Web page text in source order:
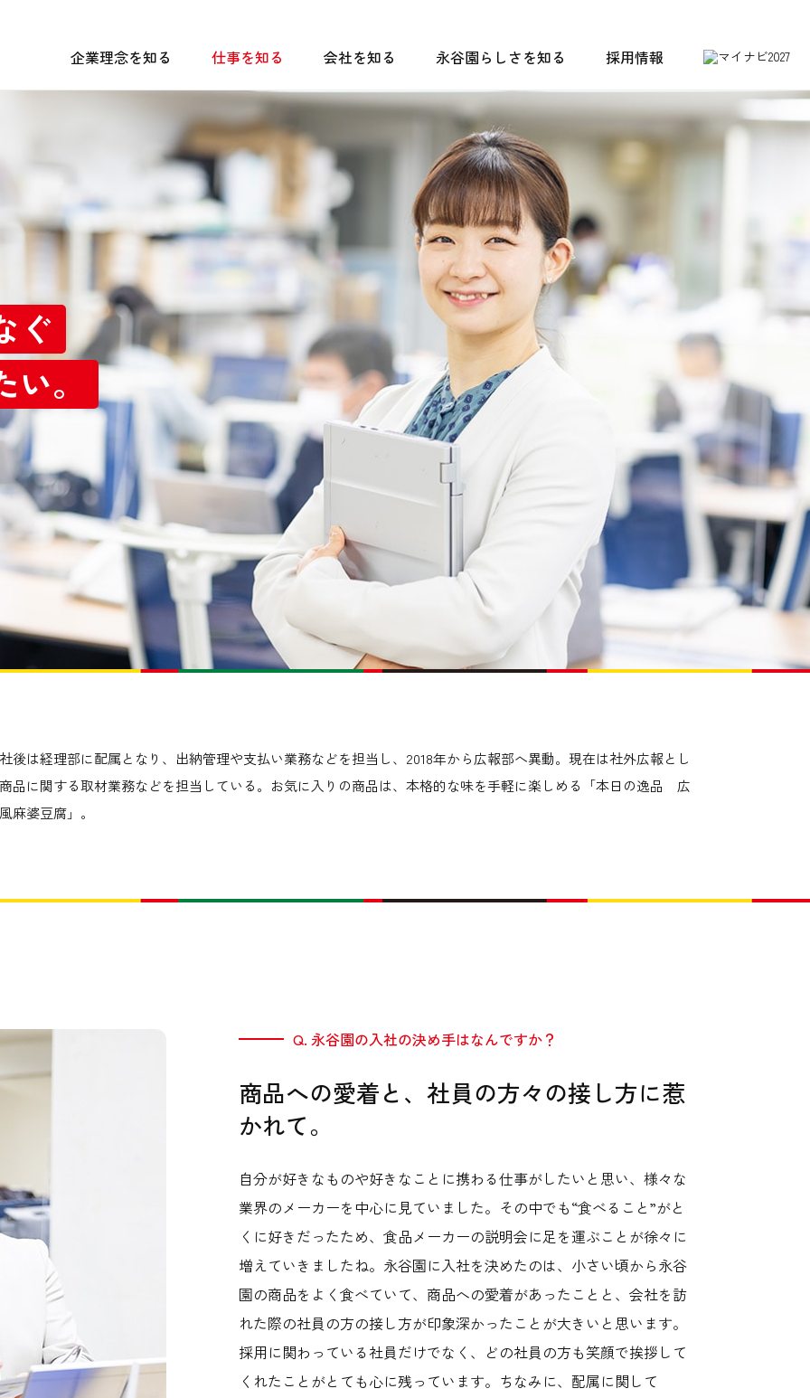
企業理念を知る 仕事を知る 会社を知る 永谷園らしさを知る 採用情報
ぐ
。
後は経理部に配属となり、出納管理や支払い業務などを担当し、2018年から広報部へ異動。現在は社外広報とし
品に関する取材業務などを担当している。お気に入りの商品は、本格的な味を手軽に楽しめる「本日の逸品 広
麻婆豆腐」。
Q. 永谷園の入社の決め手はなんですか？
商品への愛着と、社員の方々の接し方に惹
かれて。
自分が好きなものや好きなことに携わる仕事がしたいと思い、様々な
業界のメーカーを中心に見ていました。その中でも“食べること”がと
くに好きだったため、食品メーカーの説明会に足を運ぶことが徐々に
増えていきましたね。永谷園に入社を決めたのは、小さい頃から永谷
園の商品をよく食べていて、商品への愛着があったことと、会社を訪
れた際の社員の方の接し方が印象深かったことが大きいと思います。
採用に関わっている社員だけでなく、どの社員の方も笑顔で挨拶して
くれたことがとても心に残っています。ちなみに、配属に関して